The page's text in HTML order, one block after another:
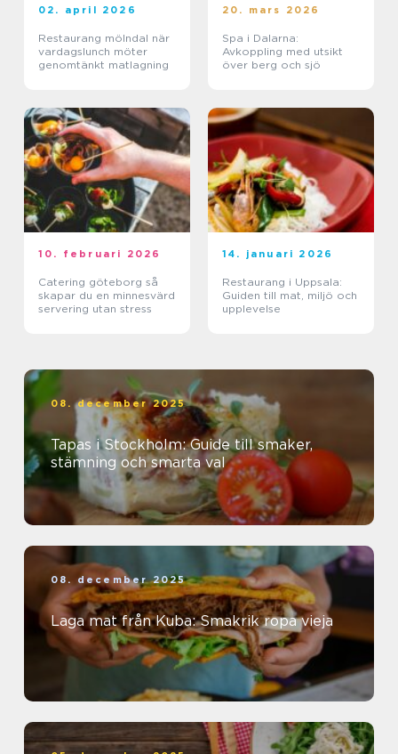
02. april 2026
Restaurang mölndal när
vardagslunch möter
genomtänkt matlagning
20. mars 2026
Spa i Dalarna:
Avkoppling med utsikt
över berg och sjö
10. februari 2026
Catering göteborg så
skapar du en minnesvärd
servering utan stress
14. januari 2026
Restaurang i Uppsala:
Guiden till mat, miljö och
upplevelse
08. december 2025
Tapas i Stockholm: Guide till smaker,
stämning och smarta val
08. december 2025
Laga mat från Kuba: Smakrik ropa vieja